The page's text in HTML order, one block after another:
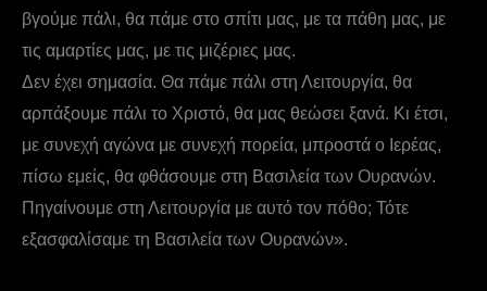
βγούμε πάλι, θα πάμε στο σπίτι μας, με τα πάθη μας, με
τις αμαρτίες μας, με τις μιζέριες μας.
Δεν έχει σημασία. Θα πάμε πάλι στη Λειτουργία, θα
αρπάξουμε πάλι το Χριστό, θα μας θεώσει ξανά. Κι έτσι,
με συνεχή αγώνα με συνεχή πορεία, μπροστά ο Ιερέας,
πίσω εμείς, θα φθάσουμε στη Βασιλεία των Ουρανών.
Πηγαίνουμε στη Λειτουργία με αυτό τον πόθο; Τότε
εξασφαλίσαμε τη Βασιλεία των Ουρανών».